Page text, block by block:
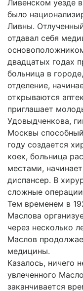
Ливенском уезде
было
Ливны.
отдавал себя
двадцатых годах
больница в
отделение,
открываются
приглашает
Удовыдченкова,
Москвы
году создается
коек, больница
местами,
диспансер. В
сложные
Тем временем в
Маслова
через несколько
Маслов
медицины.
Казалось, ничего
увлеченного
заканчивается